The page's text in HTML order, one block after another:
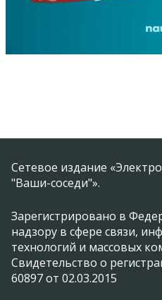
Сетевое издание
"Ваши-соседи"».
Зарегистрировано в
надзору в сфере связи,
технологий и массовых
Свидетельство о
60897 от 02.03.2015